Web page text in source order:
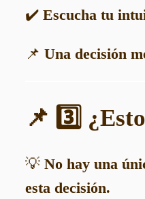
✔️ Escucha tu
📌 Una decisión
📌 3️⃣
💡 No hay una
esta decisión.